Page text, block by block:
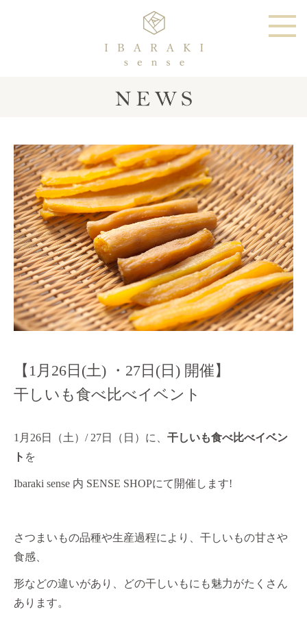
【1月26日(土) ・27日(日) 開催】
干しいも食べ比べイベント
1月26日（土）/ 27日（日）に、 干しいも食べ比べイベン
ト を
Ibaraki sense 内 SENSE SHOPにて開催します!
さつまいもの品種や生産過程により、干しいもの甘さや
食感、
形などの違いがあり、どの干しいもにも魅力がたくさん
あります。